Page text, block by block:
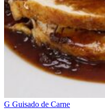
G Guisado de Carne